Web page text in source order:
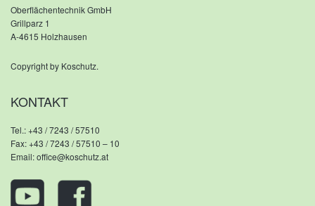
Oberflächentechnik GmbH
Grillparz 1
A-4615 Holzhausen
Copyright by Koschutz.
KONTAKT
Tel.:+43 / 7243 / 57510
Fax: +43 / 7243 / 57510 – 10
Email:office@koschutz.at